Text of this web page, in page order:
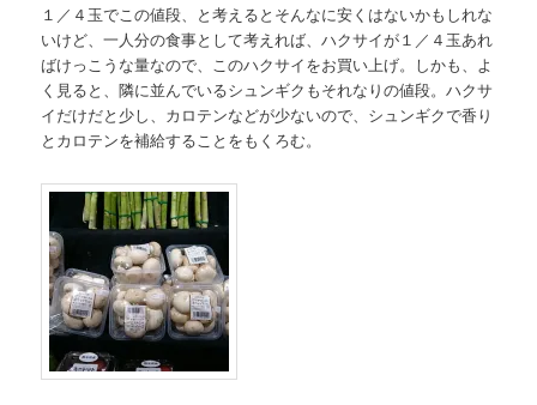
１／４玉でこの値段、と考えるとそんなに安くはないかもしれな
いけど、一人分の食事として考えれば、ハクサイが１／４玉あれ
ばけっこうな量なので、このハクサイをお買い上げ。しかも、よ
く見ると、隣に並んでいるシュンギクもそれなりの値段。ハクサ
イだけだと少し、カロテンなどが少ないので、シュンギクで香り
とカロテンを補給することをもくろむ。